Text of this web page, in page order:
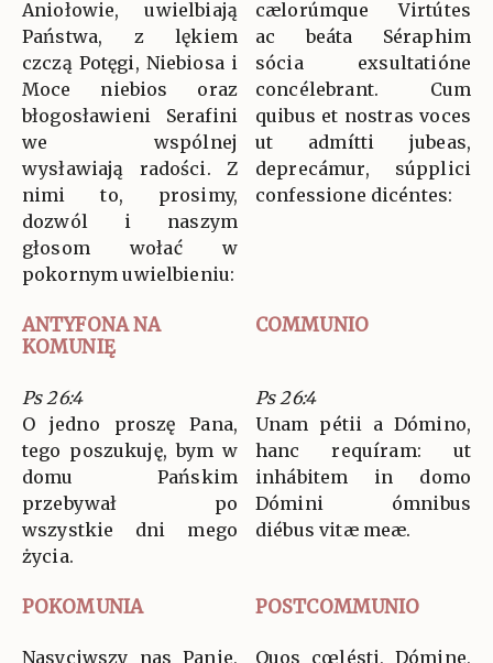
Aniołowie, uwielbiają
Państwa, z lękiem
czczą Potęgi, Niebiosa i
Moce niebios oraz
błogosławieni Serafini
we wspólnej
wysławiają radości. Z
nimi to, prosimy,
dozwól i naszym
głosom wołać w
pokornym uwielbieniu:
cælorúmque Virtútes
ac beáta Séraphim
sócia exsultatióne
concélebrant. Cum
quibus et nostras voces
ut admítti jubeas,
deprecámur, súpplici
confessione dicéntes:
ANTYFONA NA
KOMUNIĘ
COMMUNIO
Ps 26:4
O jedno proszę Pana,
tego poszukuję, bym w
domu Pańskim
przebywał po
wszystkie dni mego
życia.
Ps 26:4
Unam pétii a Dómino,
hanc requíram: ut
inhábitem in domo
Dómini ómnibus
diébus vitæ meæ.
POKOMUNIA POSTCOMMUNIO
Nasyciwszy nas Panie, Quos cœlésti, Dómine,